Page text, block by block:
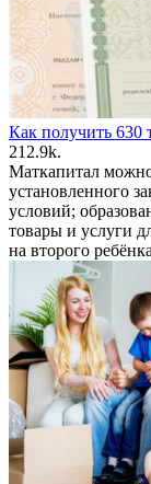
Как получить 630
212.9k.
Маткапитал
установленного
условий;
товары и услуги
на второго